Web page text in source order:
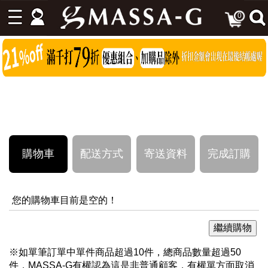
0
購物車 配送方式 寄送資料 完成訂購
您的購物車目前是空的！
※如單筆訂單中單件商品超過10件，總商品數量超過50
件，MASSA-G有權認為這是非普通顧客，有權單方面取消